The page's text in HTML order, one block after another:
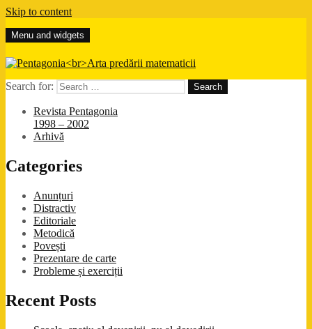
Skip to content
Pentagonia
Arta predării matematicii
Menu and widgets
Search for:
Revista Pentagonia
1998 – 2002
Arhivă
Categories
Anunțuri
Distractiv
Editoriale
Metodică
Povești
Prezentare de carte
Probleme și exerciții
Recent Posts